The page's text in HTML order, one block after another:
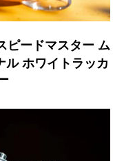
ードマスター ム
ル ホワイトラッカ